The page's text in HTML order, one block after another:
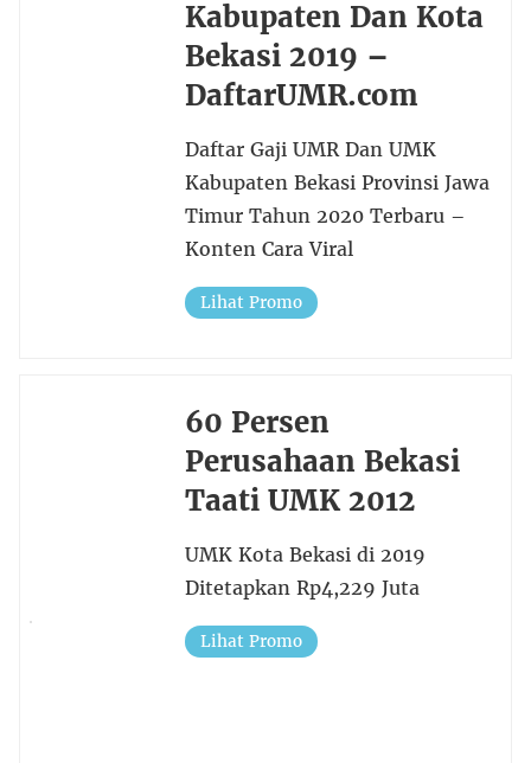
Kabupaten Dan Kota
Bekasi 2019 –
DaftarUMR.com
Daftar Gaji UMR Dan UMK
Kabupaten Bekasi Provinsi Jawa
Timur Tahun 2020 Terbaru –
Konten Cara Viral
Lihat Promo
60 Persen
Perusahaan Bekasi
Taati UMK 2012
UMK Kota Bekasi di 2019
Ditetapkan Rp4,229 Juta
Lihat Promo